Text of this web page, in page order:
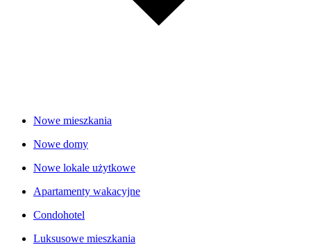
Nowe mieszkania
Nowe domy
Nowe lokale użytkowe
Apartamenty wakacyjne
Condohotel
Luksusowe mieszkania